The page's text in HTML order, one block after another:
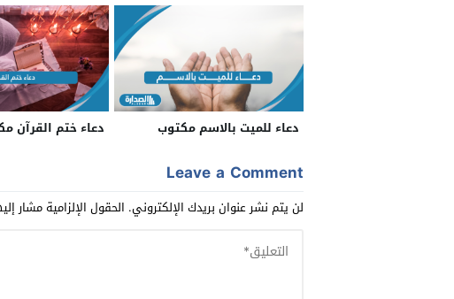
دعاء للميت بالاسم مكتوب دعاء ختم القرآن
Leave a Comment
لن يتم نشر عنوان بريدك الإلكتروني. الحقول الإلزامية مشار